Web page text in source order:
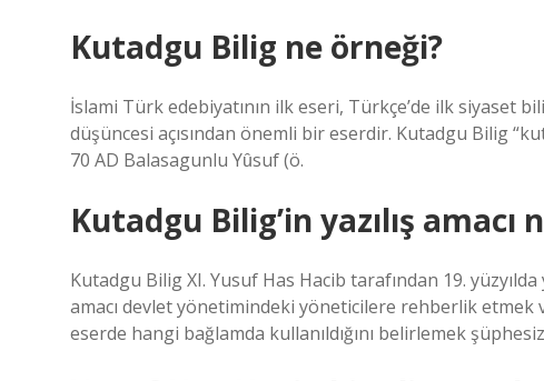
Kutadgu Bilig ne örneği?
İslami Türk edebiyatının ilk eseri, Türkçe’de ilk siyaset
düşüncesi açısından önemli bir eserdir. Kutadgu Bilig
70 AD Balasagunlu Yȗsuf (ö.
Kutadgu Bilig’in yazılış amacı
Kutadgu Bilig XI. Yusuf Has Hacib tarafından 19.
amacı devlet yönetimindeki yöneticilere rehberlik etmek
eserde hangi bağlamda kullanıldığını belirlemek